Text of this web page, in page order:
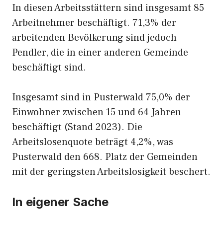
In diesen Arbeitsstättern sind insgesamt 85
Arbeitnehmer beschäftigt. 71,3% der
arbeitenden Bevölkerung sind jedoch
Pendler, die in einer anderen Gemeinde
beschäftigt sind.
Insgesamt sind in Pusterwald 75,0% der
Einwohner zwischen 15 und 64 Jahren
beschäftigt (Stand 2023). Die
Arbeitslosenquote beträgt 4,2%, was
Pusterwald den 668. Platz der Gemeinden
mit der geringsten Arbeitslosigkeit beschert.
In eigener Sache